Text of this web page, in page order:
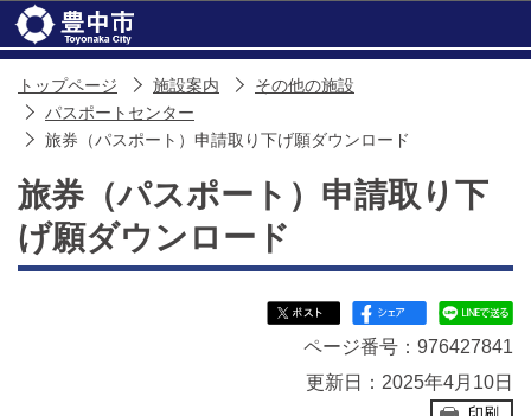
トップページ 施設案内
その他の施設
パスポートセンター
旅券（パスポート）申請取り下げ願ダウンロード
旅券（パスポート）申請取り下
げ願ダウンロード
ページ番号：976427841
更新日：2025年4月10日